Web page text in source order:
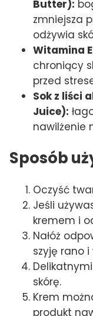
Butter):
zmniejsza
odżywia
Witamina
chroniący
przed
Sok z liści
Juice):
nawilżenie
Sposób
Oczyść
Jeśli
kremem i
Nałóż
szyję rano
skórę.
Krem
produkt